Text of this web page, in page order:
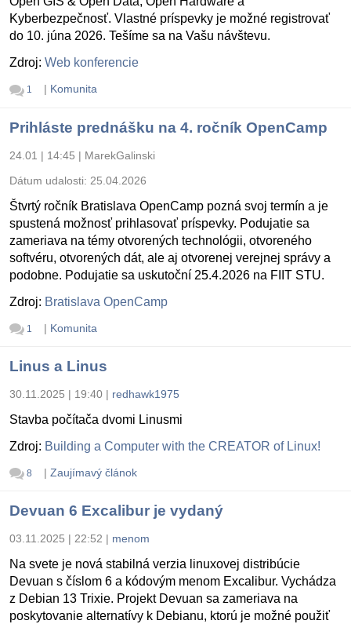
Kyberbezpečnosť. Vlastné príspevky je možné registrovať
do 10. júna 2026. Tešíme sa na Vašu návštevu.
Zdroj: Web konferencie
1 | Komunita
Prihláste prednášku na 4. ročník OpenCamp
24.01 | 14:45 | MarekGalinski
Dátum udalosti: 25.04.2026
Štvrtý ročník Bratislava OpenCamp pozná svoj termín a je
spustená možnosť prihlasovať príspevky. Podujatie sa
zameriava na témy otvorených technológii, otvoreného
softvéru, otvorených dát, ale aj otvorenej verejnej správy a
podobne. Podujatie sa uskutoční 25.4.2026 na FIIT STU.
Zdroj: Bratislava OpenCamp
1 | Komunita
Linus a Linus
30.11.2025 | 19:40 | redhawk1975
Stavba počítača dvomi Linusmi
Zdroj: Building a Computer with the CREATOR of Linux!
8 | Zaujímavý článok
Devuan 6 Excalibur je vydaný
03.11.2025 | 22:52 | menom
Na svete je nová stabilná verzia linuxovej distribúcie
Devuan s číslom 6 a kódovým menom Excalibur. Vychádza
z Debian 13 Trixie. Projekt Devuan sa zameriava na
poskytovanie alternatívy k Debianu, ktorú je možné použiť